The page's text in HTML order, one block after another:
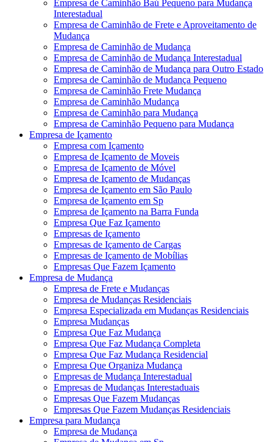
Empresa de Caminhão Baú Pequeno para Mudança
Interestadual
Empresa de Caminhão de Frete e Aproveitamento de
Mudança
Empresa de Caminhão de Mudança
Empresa de Caminhão de Mudança Interestadual
Empresa de Caminhão de Mudança para Outro Estado
Empresa de Caminhão de Mudança Pequeno
Empresa de Caminhão Frete Mudança
Empresa de Caminhão Mudança
Empresa de Caminhão para Mudança
Empresa de Caminhão Pequeno para Mudança
Empresa de Içamento
Empresa com Içamento
Empresa de Içamento de Moveis
Empresa de Içamento de Móvel
Empresa de Içamento de Mudanças
Empresa de Içamento em São Paulo
Empresa de Içamento em Sp
Empresa de Içamento na Barra Funda
Empresa Que Faz Içamento
Empresas de Içamento
Empresas de Içamento de Cargas
Empresas de Içamento de Mobílias
Empresas Que Fazem Içamento
Empresa de Mudança
Empresa de Frete e Mudanças
Empresa de Mudanças Residenciais
Empresa Especializada em Mudanças Residenciais
Empresa Mudanças
Empresa Que Faz Mudança
Empresa Que Faz Mudança Completa
Empresa Que Faz Mudança Residencial
Empresa Que Organiza Mudança
Empresas de Mudança Interestadual
Empresas de Mudanças Interestaduais
Empresas Que Fazem Mudanças
Empresas Que Fazem Mudanças Residenciais
Empresa para Mudança
Empresa de Mudança